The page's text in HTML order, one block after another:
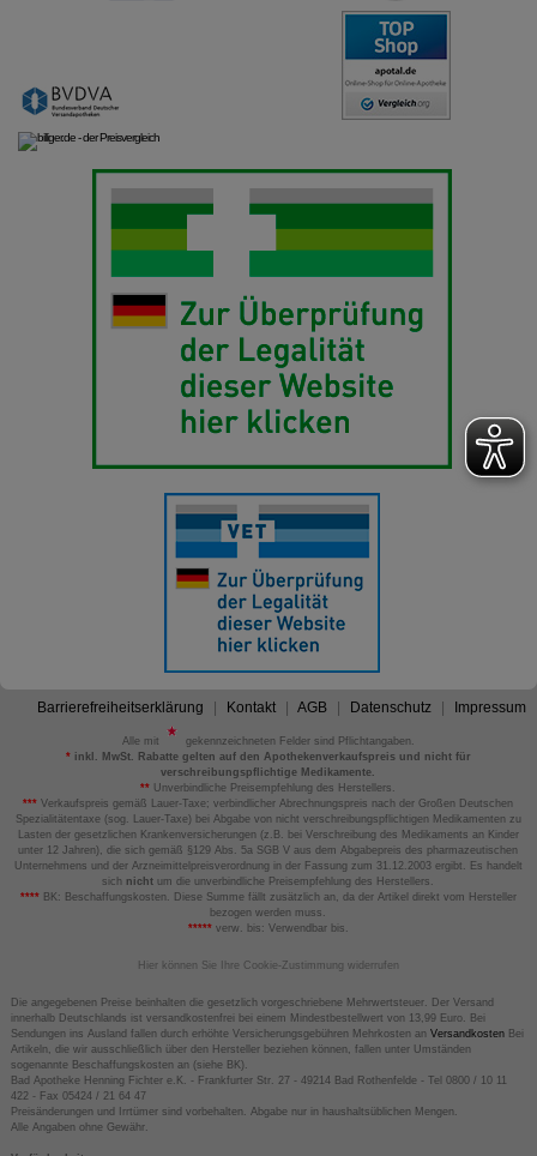
Barrierefreiheitserklärung Kontakt AGB Datenschutz Impressum
Alle mit
gekennzeichneten Felder sind Pflichtangaben.
*inkl. MwSt. Rabatte gelten auf den Apothekenverkaufspreis und nicht für
verschreibungspflichtige Medikamente.
** Unverbindliche Preisempfehlung des Herstellers.
*** Verkaufspreis gemäß Lauer-Taxe; verbindlicher Abrechnungspreis nach der Großen Deutschen
Spezialitätentaxe (sog. Lauer-Taxe) bei Abgabe von nicht verschreibungspflichtigen Medikamenten zu
Lasten der gesetzlichen Krankenversicherungen (z.B. bei Verschreibung des Medikaments an Kinder
unter 12 Jahren), die sich gemäß §129 Abs. 5a SGB V aus dem Abgabepreis des pharmazeutischen
Unternehmens und der Arzneimittelpreisverordnung in der Fassung zum 31.12.2003 ergibt. Es handelt
sich nicht um die unverbindliche Preisempfehlung des Herstellers.
****BK: Beschaffungskosten. Diese Summe fällt zusätzlich an, da der Artikel direkt vom Hersteller
bezogen werden muss.
*****verw. bis: Verwendbar bis.
Hier können Sie Ihre Cookie-Zustimmung widerrufen
Die angegebenen Preise beinhalten die gesetzlich vorgeschriebene Mehrwertsteuer. Der Versand
innerhalb Deutschlands ist versandkostenfrei bei einem Mindestbestellwert von 13,99 Euro. Bei
Sendungen ins Ausland fallen durch erhöhte Versicherungsgebühren Mehrkosten an VersandkostenBei
Artikeln, die wir ausschließlich über den Hersteller beziehen können, fallen unter Umständen
sogenannte Beschaffungskosten an (siehe BK).
Bad Apotheke Henning Fichter e.K. - Frankfurter Str. 27 - 49214 Bad Rothenfelde - Tel 0800 / 10 11
422 - Fax 05424 / 21 64 47
Preisänderungen und Irrtümer sind vorbehalten. Abgabe nur in haushaltsüblichen Mengen.
Alle Angaben ohne Gewähr.